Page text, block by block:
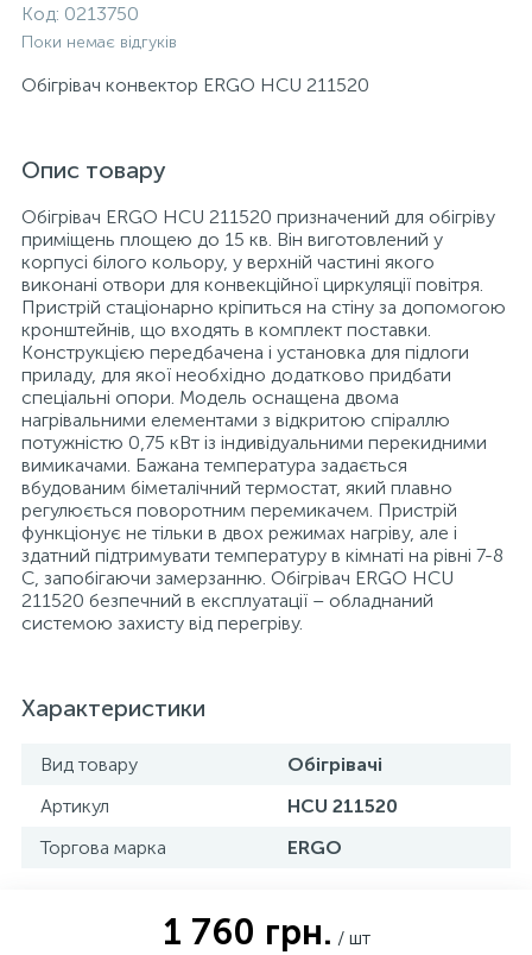
Код: 0213750
Поки немає відгуків
Обiгрiвач конвектор ERGO HCU 211520
Опис товару
Обігрівач ERGO HCU 211520 призначений для обігріву
приміщень площею до 15 кв. Він виготовлений у
корпусі білого кольору, у верхній частині якого
виконані отвори для конвекційної циркуляції повітря.
Пристрій стаціонарно кріпиться на стіну за допомогою
кронштейнів, що входять в комплект поставки.
Конструкцією передбачена і установка для підлоги
приладу, для якої необхідно додатково придбати
спеціальні опори. Модель оснащена двома
нагрівальними елементами з відкритою спіраллю
потужністю 0,75 кВт із індивідуальними перекидними
вимикачами. Бажана температура задається
вбудованим біметалічний термостат, який плавно
регулюється поворотним перемикачем. Пристрій
функціонує не тільки в двох режимах нагріву, але і
здатний підтримувати температуру в кімнаті на рівні 7-8
С, запобігаючи замерзанню. Обігрівач ERGO HCU
211520 безпечний в експлуатації – обладнаний
системою захисту від перегріву.
Характеристики
Вид товару
Обігрівачі
Артикул
HCU 211520
Торгова марка
ERGO
1 760 грн. / шт